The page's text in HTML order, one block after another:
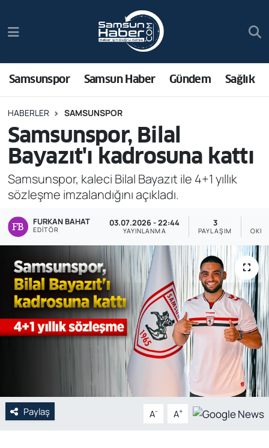
Samsunspor Samsun Haber Gündem Sağlık
HABERLER SAMSUNSPOR
Samsunspor, Bilal
Bayazıt'ı kadrosuna kattı
Samsunspor, kaleci Bilal Bayazıt ile 4+1 yıllık
sözleşme imzalandığını açıkladı.
FURKAN BAHAT
EDITÖR
03.07.2026 - 22:44
YAYINLANMA
3
PAYLAŞIM
Paylaş A- A+
Samsun Haber
Sağlık
Asayiş
Bilim ve Teknoloji
Bölge
Dünya
Ekonomi
Genel
Gündem
POLİTİKA
Siyaset
Trafik Durumu
Süper Lig Puan Durumu ve Fikstür
Tüm Manşetler
Son Dakika Haberleri
Haber Arşivi